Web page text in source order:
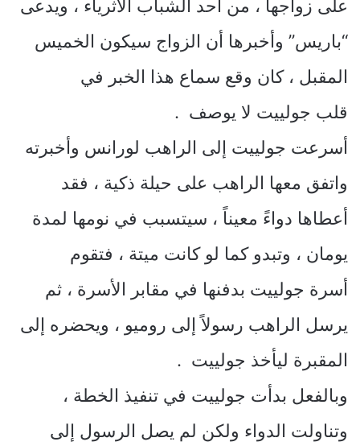
على زواجها ، من أحد الشباب الأثرياء ، ويدعى
“باريس” وأخبرها أن الزواج سيكون الخميس
المقبل ، كان وقع سماع هذا الخبر في
قلب جولييت لا يوصف .
أسرعت جولييت إلى الراهب لورانس وأخبرته
واتفق معها الراهب على حيلة ذكية ، فقد
أعطاها دواءً معيناً ، سيتسبب في نومها لمدة
يومان ، وتبدو كما لو كانت ميتة ، فتقوم
أسرة جولييت بدفنها في مقابر الأسرة ، ثم
يرسل الراهب رسولاً إلى روميو ، ويحضره إلى
المقبرة ليأخذ جولييت .
وبالفعل بدأت جولييت في تنفيذ الخطة ،
وتناولت الدواء ولكن لم يصل الرسول إلى